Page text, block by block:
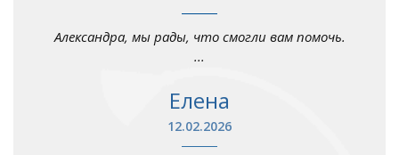
Александра, мы рады, что смогли вам помочь.
...
Елена
12.02.2026